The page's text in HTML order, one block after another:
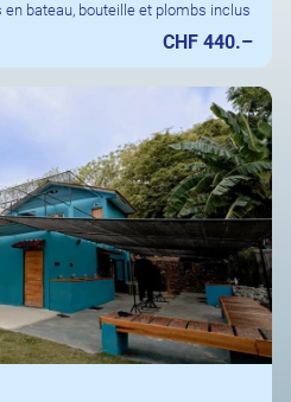
en bateau, bouteille et plombs inclus
CHF 440.–